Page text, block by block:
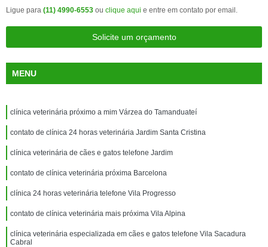
Ligue para (11) 4990-6553 ou clique aqui e entre em contato por email.
Solicite um orçamento
MENU
clínica veterinária próximo a mim Várzea do Tamanduateí
contato de clínica 24 horas veterinária Jardim Santa Cristina
clínica veterinária de cães e gatos telefone Jardim
contato de clínica veterinária próxima Barcelona
clínica 24 horas veterinária telefone Vila Progresso
contato de clínica veterinária mais próxima Vila Alpina
clínica veterinária especializada em cães e gatos telefone Vila Sacadura
Cabral